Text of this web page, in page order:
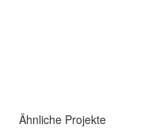
Ähnliche Projekte